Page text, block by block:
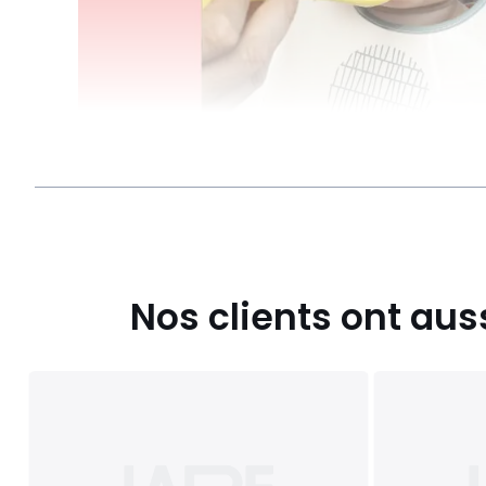
Nos clients ont